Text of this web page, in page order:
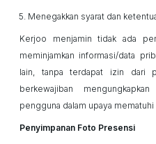
Menegakkan syarat dan
Kerjoo menjamin tidak ada
meminjamkan informasi/data
lain, tanpa terdapat izin dari
berkewajiban
pengguna dalam upaya
Penyimpanan Foto Presensi